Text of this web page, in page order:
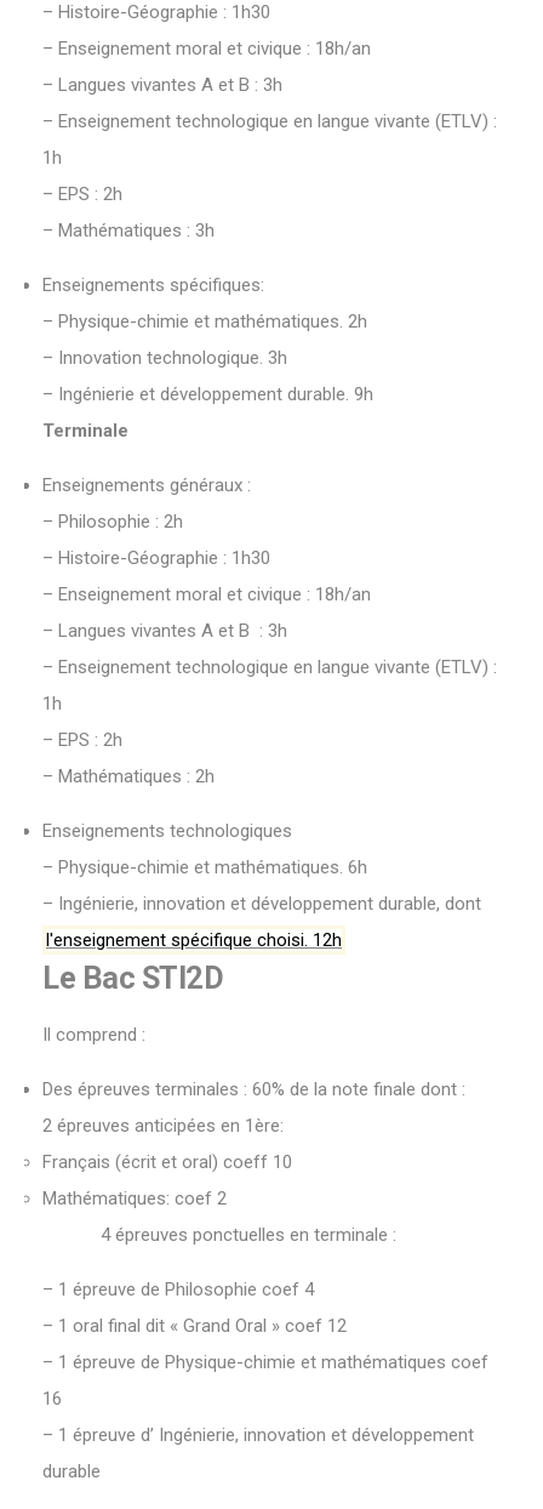
– Histoire-Géographie : 1h30
– Enseignement moral et civique : 18h/an
– Langues vivantes A et B : 3h
– Enseignement technologique en langue vivante (ETLV) :
1h
– EPS : 2h
– Mathématiques : 3h
Enseignements spécifiques:
– Physique-chimie et mathématiques. 2h
– Innovation technologique. 3h
– Ingénierie et développement durable. 9h
Terminale
Enseignements généraux :
– Philosophie : 2h
– Histoire-Géographie : 1h30
– Enseignement moral et civique : 18h/an
– Langues vivantes A et B : 3h
– Enseignement technologique en langue vivante (ETLV) :
1h
– EPS : 2h
– Mathématiques : 2h
Enseignements technologiques
– Physique-chimie et mathématiques. 6h
– Ingénierie, innovation et développement durable, dont
l'enseignement spécifique choisi. 12h
Le Bac STI2D
Il comprend :
Des épreuves terminales : 60% de la note finale dont :
2 épreuves anticipées en 1ère:
Français (écrit et oral) coeff 10
Mathématiques: coef 2
4 épreuves ponctuelles en terminale :
– 1 épreuve de Philosophie coef 4
– 1 oral final dit « Grand Oral » coef 12
– 1 épreuve de Physique-chimie et mathématiques coef
16
– 1 épreuve d’ Ingénierie, innovation et développement
durable